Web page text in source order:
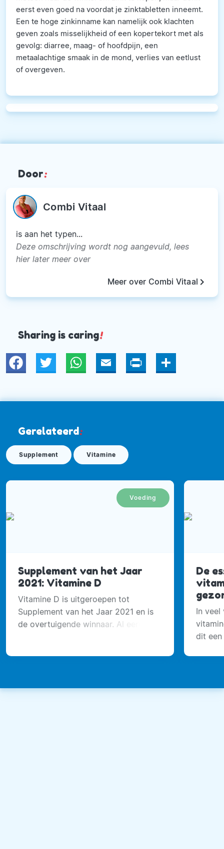
eerst even goed na voordat je zinktabletten inneemt.
Een te hoge zinkinname kan namelijk ook klachten
geven zoals misselijkheid of een kopertekort met als
gevolg: diarree, maag- of hoofdpijn, een
metaalachtige smaak in de mond, verlies van eetlust
of overgeven.
Door:
Combi Vitaal
is aan het typen...
Deze omschrijving wordt nog aangevuld, lees
hier later meer over
Meer over Combi Vitaalkeyboard_arrow_right
Sharing is caring!
Twitter WhatsAppEmail Print Deel
Gerelateerd:
Supplement Vitamine
Voeding
Supplement van het Jaar
2021: Vitamine D
Vitamine D is uitgeroepen tot
Supplement van het Jaar 2021 en is
de overtuigende winnaar. Al eerder
De
In veel
dit een